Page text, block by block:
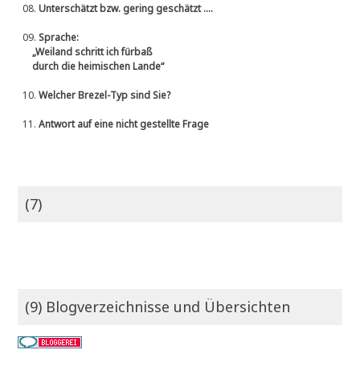
08.Unterschätzt bzw. gering geschätzt ....
09.Sprache:
„Weiland schritt ich fürbaß
durch die heimischen Lande“
10.Welcher Brezel-Typ sind Sie?
11.Antwort auf eine nicht gestellte Frage
(7)
(9) Blogverzeichnisse und Übersichten